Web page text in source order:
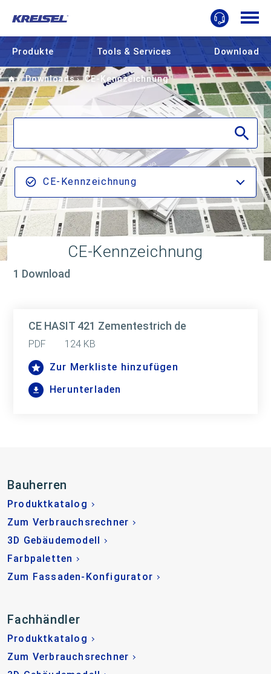
Produkte Tools & Services Download
Home
Downloads CE-Kennzeichnung
CE-Kennzeichnung
CE-Kennzeichnung
1 Download
CE HASIT 421 Zementestrich de
PDF
124 KB
Zur Merkliste hinzufügen
Herunterladen
Bauherren
Produktkatalog
Zum Verbrauchsrechner
3D Gebäudemodell
Farbpaletten
Zum Fassaden-Konfigurator
Fachhändler
Produktkatalog
Zum Verbrauchsrechner